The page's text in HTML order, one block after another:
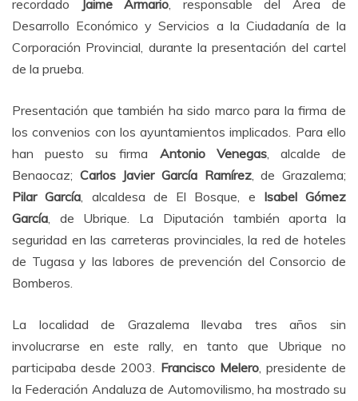
recordado
Jaime Armario, responsable del Área de
Desarrollo Económico y Servicios a la Ciudadanía de la
Corporación Provincial, durante la presentación del cartel
de la prueba.
Presentación que también ha sido marco para la firma de
los convenios con los ayuntamientos implicados. Para ello
han puesto su firma Antonio Venegas, alcalde de
Benaocaz; Carlos Javier García Ramírez, de Grazalema;
Pilar García, alcaldesa de El Bosque, e Isabel Gómez
García, de Ubrique. La Diputación también aporta la
seguridad en las carreteras provinciales, la red de hoteles
de Tugasa y las labores de prevención del Consorcio de
Bomberos.
La localidad de Grazalema llevaba tres años sin
involucrarse en este rally, en tanto que Ubrique no
participaba desde 2003. Francisco Melero, presidente de
la Federación Andaluza de Automovilismo, ha mostrado su